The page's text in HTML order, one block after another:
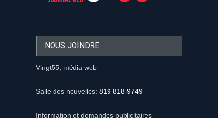
NOUS JOINDRE
Vingt55, média web
Salle des nouvelles: 819 818-9749
Information et demandes publicitaires